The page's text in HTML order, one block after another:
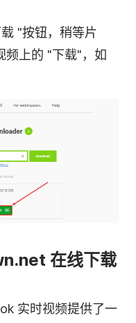
"按钮，稍等片
频上的 "下载"，如
在线下载
实时视频提供了一